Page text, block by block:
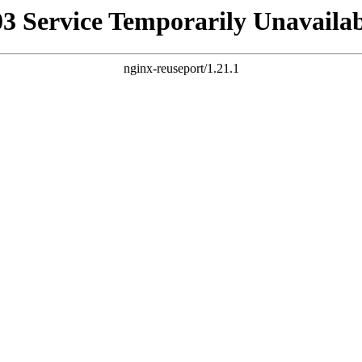
Service Temporarily
nginx-reuseport/1.21.1